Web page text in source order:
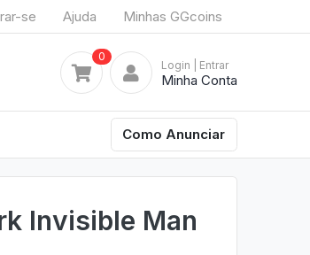
se Ajuda Minhas GGcoins
0
Login | Entrar
Minha Conta
Como Anunciar
Invisible Man